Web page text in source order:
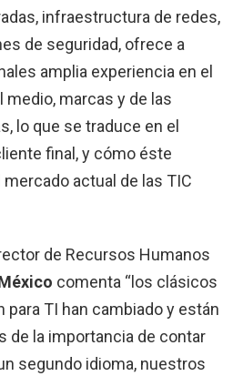
infraestructura de redes,
de seguridad, ofrece a
amplia experiencia en el
marcas y de las
lo que se traduce en el
final, y cómo éste
actual de las TIC
de Recursos Humanos
comenta “los clásicos
TI han cambiado y están
de la importancia de contar
segundo idioma, nuestros